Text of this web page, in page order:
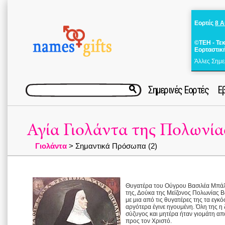
Εορτές 8
©ΤΕΗ -
Άλλες
Σημερινές Εορτές
Αγία Γιολάντα της
Γιολάντα > Σημαντικά Πρόσωπα (2)
Θυγατέρα του Ούγρου Βασιλέα
της, Δούκα της Μείζονος Πολωνίας
με μια από τις θυγατέρες της τα
αργότερα έγινε ηγουμένη. Όλη της
σύζυγος και μητέρα ήταν γιομάτη
προς τον Χριστό.